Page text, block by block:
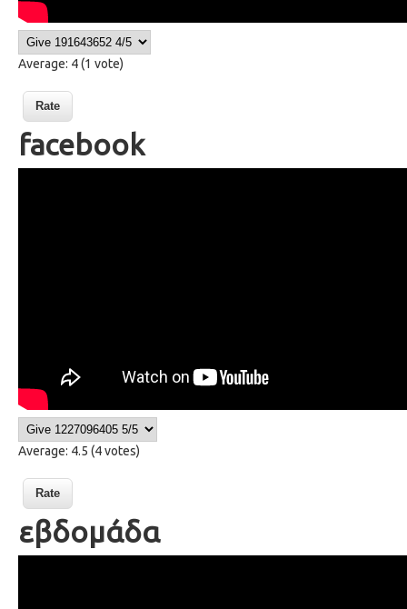
Average: 4(1 vote)
facebook
Average: 4.5 (4votes)
εβδομάδα